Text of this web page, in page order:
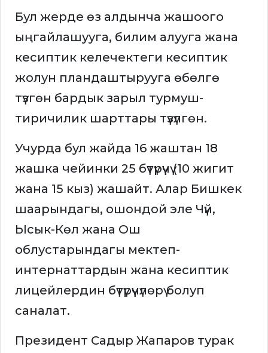
Бул жерде өз алдынча жашоого
ыңгайлашууга, билим алууга жана
кесиптик келечектеги кесиптик
жолун пландаштырууга өбөлгө
түзгөн бардык зарыл турмуш-
тиричилик шарттары түзүлгөн.
Учурда бул жайда 16 жаштан 18
жашка чейинки 25 бүтүрүүчү (10 жигит
жана 15 кыз) жашайт. Алар Бишкек
шаарындагы, ошондой эле Чүй,
Ысык-Көл жана Ош
облустарындагы мектеп-
интернаттардын жана кесиптик
лицейлердин бүтүрүүчүлөрү болуп
саналат.
Президент Садыр Жапаров турак